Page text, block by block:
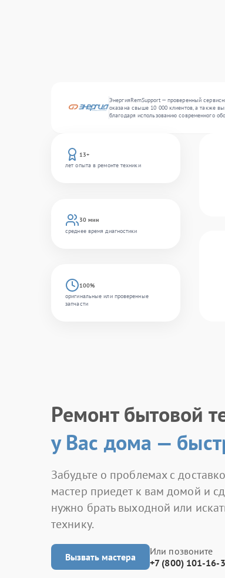
ЭнергияRemSupport — проверенный
оказана свыше 10 000 клиентов, а также
благодаря использованию современного
13+
лет опыта в ремонте техники
30 мин
среднее время диагностики
100%
оригинальные или проверенные
запчасти
Ремонт бытовой
у Вас дома —
Забудьте о проблемах с
мастер приедет к вам домой и
нужно брать выходной или
технику.
Вызвать мастера
Или позвоните
+7 (800) 101-16-